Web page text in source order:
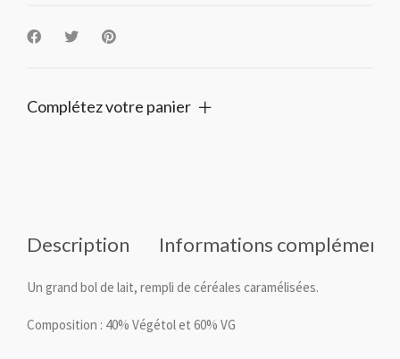
Complétez votre panier
Description Informations
Un grand bol de lait, rempli de céréales caramélisées.
Composition : 40% Végétol et 60% VG